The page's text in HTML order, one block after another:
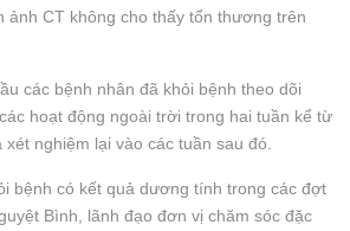
ảnh CT không cho thấy tổn thương trên
các bệnh nhân đã khỏi bệnh theo dõi
hoạt động ngoài trời trong hai tuần kể từ
nghiệm lại vào các tuần sau đó.
bệnh có kết quả dương tính trong các đợt
Bình, lãnh đạo đơn vị chăm sóc đặc